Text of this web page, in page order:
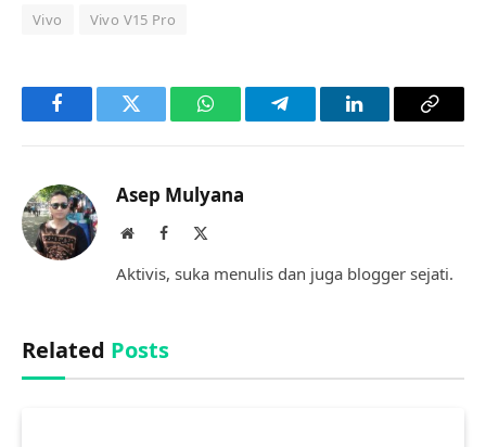
Vivo Vivo V15 Pro
FacebookTwitter WhatsAppTelegramLinkedInCopy
Asep Mulyana
WebsiteFacebook
Aktivis, suka menulis dan juga blogger sejati.
Related Posts